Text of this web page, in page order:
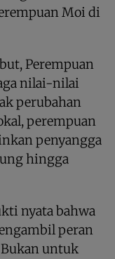
Moi di
Perempuan
nilai-nilai
perubahan
perempuan
penyangga
hingga
nyata bahwa
peran
untuk